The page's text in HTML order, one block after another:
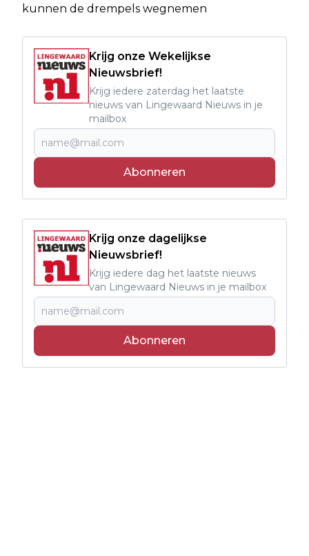
kunnen de drempels wegnemen
Krijg onze Wekelijkse
Nieuwsbrief!
Krijg iedere zaterdag het laatste
nieuws van Lingewaard Nieuws in je
mailbox
Abonneren
Krijg onze dagelijkse
Nieuwsbrief!
Krijg iedere dag het laatste nieuws
van Lingewaard Nieuws in je mailbox
Abonneren